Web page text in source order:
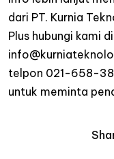
dari PT. Kurnia
Plus hubungi kami
telpon 021-658-
untuk meminta